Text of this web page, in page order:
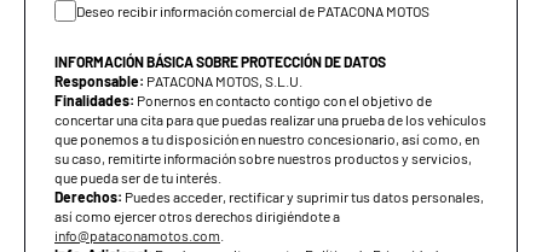
Relaciones de cambio
1ª: 2,615 : 1; 2ª: 1,706 : 1; 3ª:
0,875 : 1
Transmisión secundaria Cadena
Relación secundaria 2,800 : 1
Eslabones de cadena 104
Deseo recibir información comercial de PATACONA MOTOS
INFORMACIÓN BÁSICA SOBRE PROTECCIÓN DE DATOS
Responsable: PATACONA MOTOS, S.L.U.
Finalidades: Ponernos en contacto contigo con el objetivo de
concertar una cita para que puedas realizar una prueba de los vehículos
que ponemos a tu disposición en nuestro concesionario, así como, en
su caso, remitirte información sobre nuestros productos y servicios,
que pueda ser de tu interés.
Derechos: Puedes acceder, rectificar y suprimir tus datos personales,
así como ejercer otros derechos dirigiéndote a
info@pataconamotos.com